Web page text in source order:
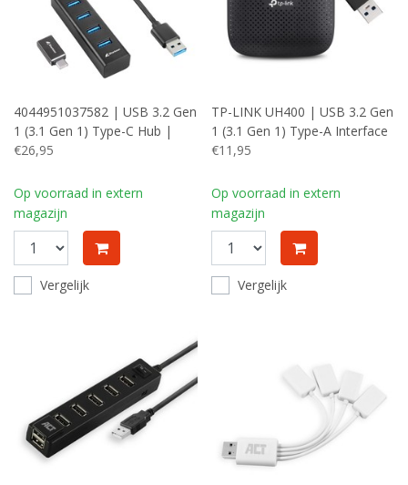
4044951037582 | USB 3.2 Gen
1 (3.1 Gen 1) Type-C Hub |
5000 Mbit/s | Zwart
€26,95
Op voorraad in extern
magazijn
Vergelijk
TP-LINK UH400 | USB 3.2 Gen
1 (3.1 Gen 1) Type-A Interface
Hub | 5000 Mbit/s | Zwart
€11,95
Op voorraad in extern
magazijn
Vergelijk